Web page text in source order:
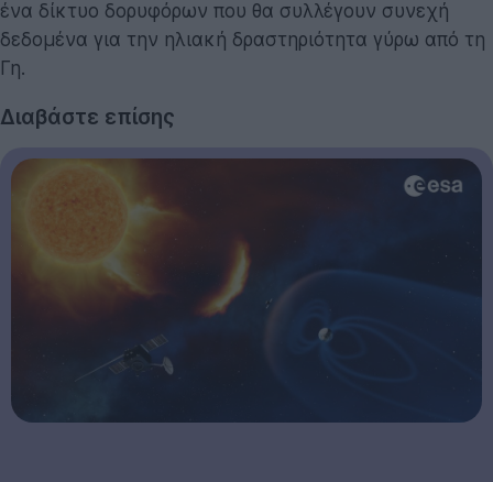
ένα δίκτυο δορυφόρων που θα συλλέγουν συνεχή
δεδομένα για την ηλιακή δραστηριότητα γύρω από τη
Γη.
Διαβάστε επίσης